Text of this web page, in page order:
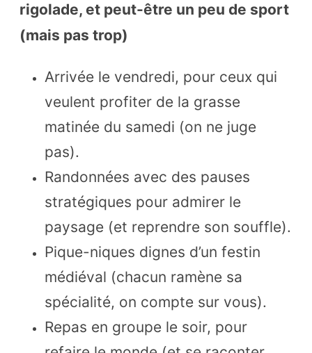
rigolade, et peut-être un peu de sport
(mais pas trop)
Arrivée le vendredi, pour ceux qui
veulent profiter de la grasse
matinée du samedi (on ne juge
pas).
Randonnées avec des pauses
stratégiques pour admirer le
paysage (et reprendre son souffle).
Pique-niques dignes d’un festin
médiéval (chacun ramène sa
spécialité, on compte sur vous).
Repas en groupe le soir, pour